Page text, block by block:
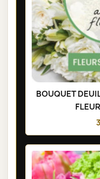
BOUQUET